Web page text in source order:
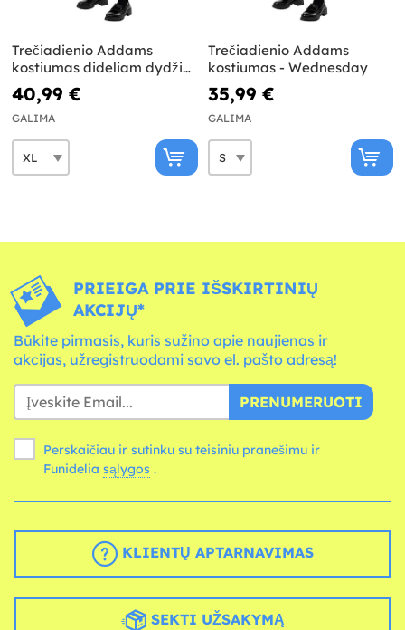
Trečiadienio Addams
kostiumas dideliam dydžiui
- Wednesday
40,99 €
GALIMA
Trečiadienio Addams
kostiumas - Wednesday
35,99 €
GALIMA
PRIEIGA PRIE IŠSKIRTINIŲ
AKCIJŲ*
Būkite pirmasis, kuris sužino apie naujienas ir
akcijas, užregistruodami savo el. pašto adresą!
PRENUMERUOTI
Perskaičiau ir sutinku su teisiniu pranešimu ir
Funidelia sąlygos .
KLIENTŲ APTARNAVIMAS
SEKTI UŽSAKYMĄ